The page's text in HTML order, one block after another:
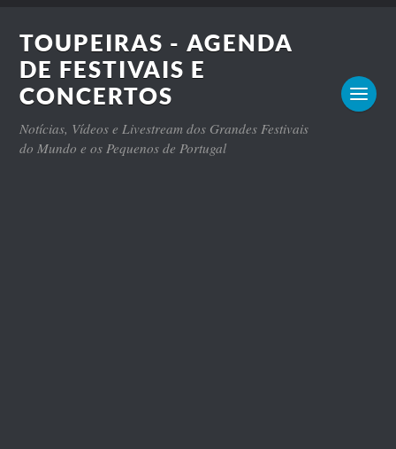
TOUPEIRAS - AGENDA
DE FESTIVAIS E
CONCERTOS
Notícias, Vídeos e Livestream dos Grandes Festivais
do Mundo e os Pequenos de Portugal